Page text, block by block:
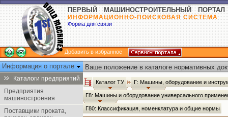
ПЕРВЫЙ МАШИНОСТРОИТЕЛЬНЫЙ ПОРТАЛ
ИНФОРМАЦИОННО-ПОИСКОВАЯ СИСТЕМА
Форма для связи
Добавить в избранное
Информация о портале
Каталоги предприятий
Предприятия
машиностроения
Поставщики проката,
Ваше положение в каталоге нормативных
Каталог ТУ Г: Машины, оборудование и
Г8: Машины и оборудование универсального
Г80: Классификация, номенклатура и общие нормы